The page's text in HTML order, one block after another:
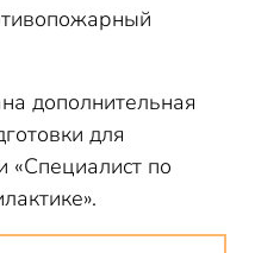
дополнительная
для
«Специалист по